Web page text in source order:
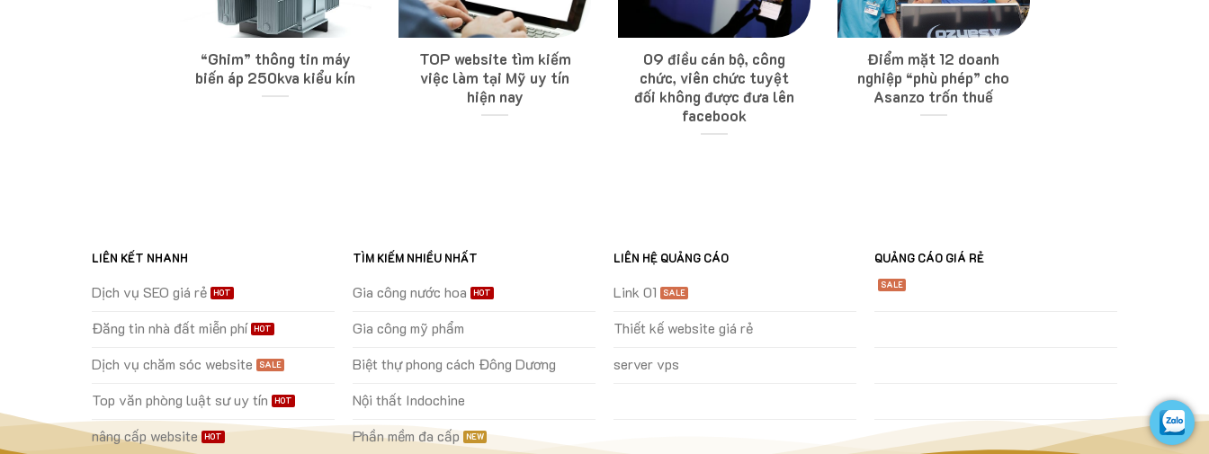
“Ghim” thông tin máy
biến áp 250kva kiểu kín
TOP website tìm kiếm
việc làm tại Mỹ uy tín
hiện nay
09 điều cán bộ, công
chức, viên chức tuyệt
đối không được đưa lên
facebook
Điểm mặt 12 doanh
nghiệp “phù phép” cho
Asanzo trốn thuế
LIÊN KẾT NHANH
Dịch vụ SEO giá rẻ
Đăng tin nhà đất miễn phí
Dịch vụ chăm sóc website
Top văn phòng luật sư uy tín
nâng cấp website
TÌM KIẾM NHIỀU NHẤT
Gia công nước hoa
Gia công mỹ phẩm
Biệt thự phong cách Đông Dương
Nội thất Indochine
Phần mềm đa cấp
LIÊN HỆ QUẢNG CÁO
Link 01
Thiết kế website giá rẻ
server vps
QUẢNG CÁO GIÁ RẺ